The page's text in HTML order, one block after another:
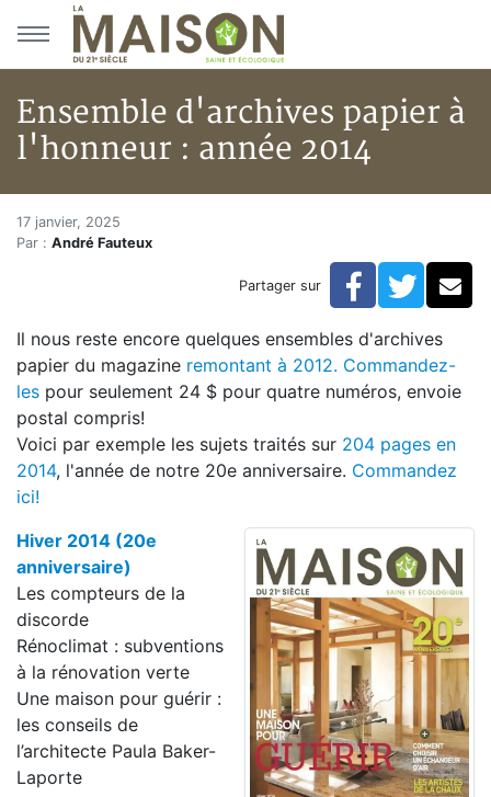
Aller au menu principal
Aller au contenu principal
Ensemble d'archives papier à
l'honneur : année 2014
Accueil
Articles
Ensemble d'archives papier à l'honneur : année 2014
Ensemble d'archives papier à
17 janvier, 2025
Par : André Fauteux
Partager sur Facebook
Il nous reste encore quelques ensembles d'archives
papier du magazine remontant à 2012. Commandez-
les pour seulement 24 $ pour quatre numéros, envoie
postal compris!
Voici par exemple les sujets traités sur 204 pages en
2014, l'année de notre 20e anniversaire. Commandez
ici!
Hiver 2014 (20e
anniversaire)
Les compteurs de la
discorde
Rénoclimat : subventions
à la rénovation verte
Une maison pour guérir :
les conseils de
l’architecte Paula Baker-
Laporte